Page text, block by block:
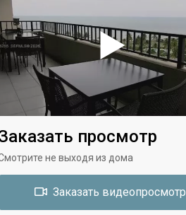
просмотр
не выходя из дома
Заказать видеопросмотр